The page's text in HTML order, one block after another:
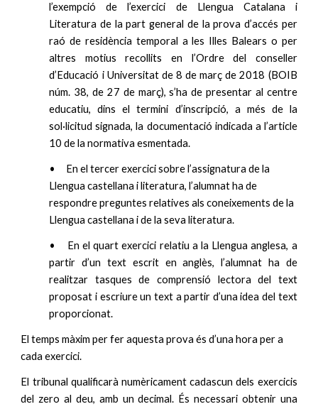
l’exempció de l’exercici de Llengua Catalana i
Literatura de la part general de la prova d’accés per
raó de residència temporal a les Illes Balears o per
altres motius recollits en l’Ordre del conseller
d’Educació i Universitat de 8 de març de 2018 (BOIB
núm. 38, de 27 de març), s’ha de presentar al centre
educatiu, dins el termini d’inscripció, a més de la
sol·licitud signada, la documentació indicada a l’article
10 de la normativa esmentada.
•
En el tercer exercici sobre l’assignatura de la
Llengua castellana i literatura, l’alumnat ha de
respondre preguntes relatives als coneixements de la
Llengua castellana i de la seva literatura.
•
En el quart exercici relatiu a la Llengua anglesa, a
partir d’un text escrit en anglès, l’alumnat ha de
realitzar tasques de comprensió lectora del text
proposat i escriure un text a partir d’una idea del text
proporcionat.
El temps màxim per fer aquesta prova és d’una hora per a
cada exercici.
El tribunal qualificarà numèricament cadascun dels exercicis
del zero al deu, amb un decimal. És necessari obtenir una